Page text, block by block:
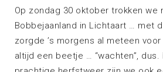
Op zondag 30 oktober trokken we
Bobbejaanland in Lichtaart … met
zorgde ’s morgens al meteen
altijd een beetje … “wachten”,